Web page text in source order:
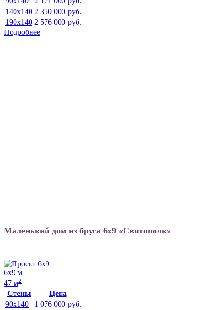
140x140 2 350 000 руб.
190x140 2 576 000 руб.
Подробнее
Маленький дом из бруса 6х9 «Святополк»
6х9 м
47 м2
Стены
Цена
90x140
1 076 000 руб.